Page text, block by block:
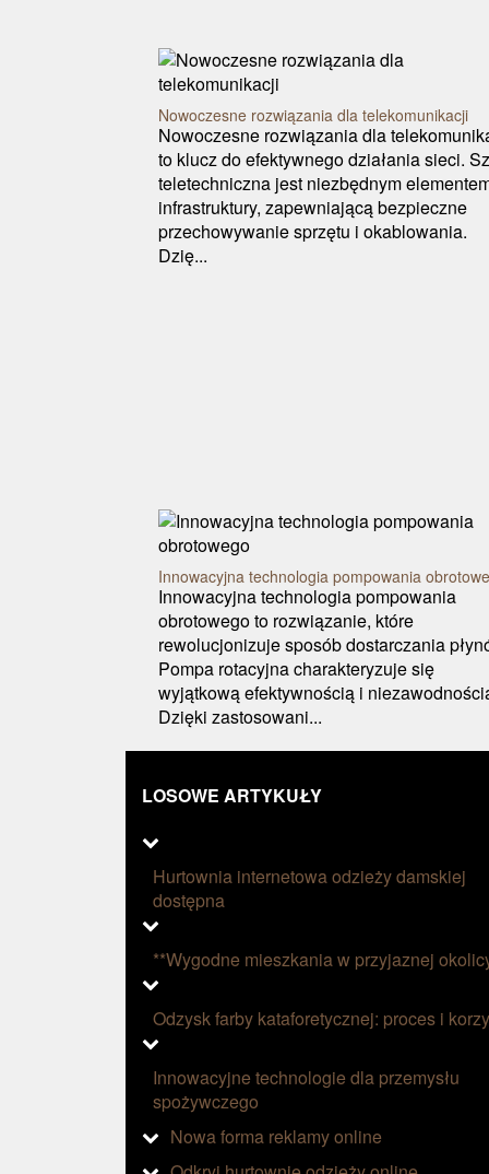
Nowoczesne rozwiązania dla telekomunikacji
Nowoczesne rozwiązania dla
to klucz do efektywnego działania sieci.
teletechniczna jest niezbędnym
infrastruktury, zapewniającą bezpieczne
przechowywanie sprzętu i okablowania.
Dzię...
Innowacyjna technologia pompowania
Innowacyjna technologia pompowania
obrotowego to rozwiązanie, które
rewolucjonizuje sposób dostarczania
Pompa rotacyjna charakteryzuje się
wyjątkową efektywnością i
Dzięki zastosowani...
LOSOWE ARTYKUŁY
Hurtownia internetowa odzieży damskiej
dostępna
**Wygodne mieszkania w przyjaznej
Odzysk farby kataforetycznej: proces i
Innowacyjne technologie dla przemysłu
spożywczego
Nowa forma reklamy online